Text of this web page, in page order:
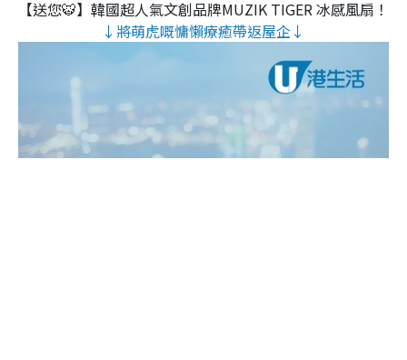
【送您🐯】韓國超人氣文創品牌MUZIK TIGER 冰感風扇！
↓將萌虎嘅慵懶療癒帶返屋企↓